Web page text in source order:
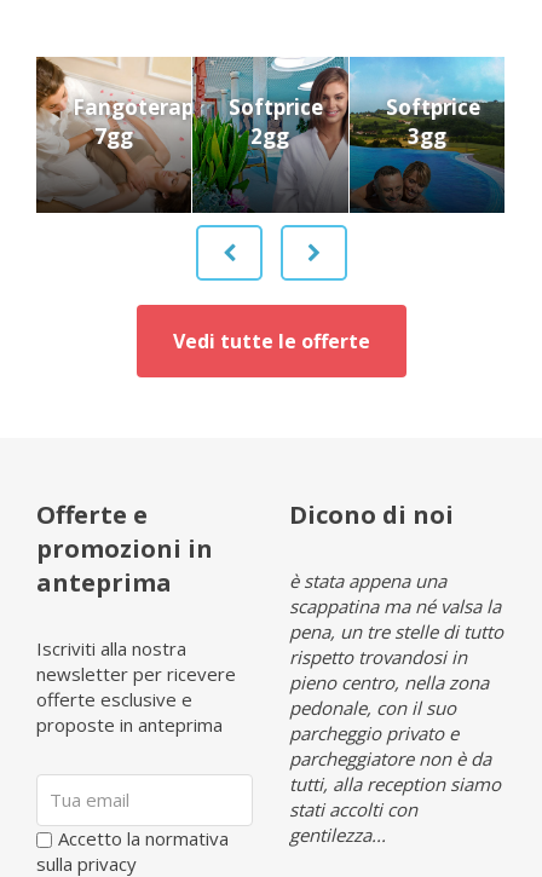
Fangoterapia
7gg
Softprice
2gg
Softprice
3gg
Vedi tutte le offerte
Offerte e
promozioni in
anteprima
Iscriviti alla nostra
newsletter per ricevere
offerte esclusive e
proposte in anteprima
Accetto la normativa
sulla privacy
Dicono di noi
Opinia (it 1)
Leggi tutte le recensioni su
Tripadvisor»
è stata appena una
scappatina ma né valsa la
pena, un tre stelle di tutto
rispetto trovandosi in
pieno centro, nella zona
pedonale, con il suo
parcheggio privato e
parcheggiatore non è da
tutti, alla reception siamo
stati accolti con
gentilezza...